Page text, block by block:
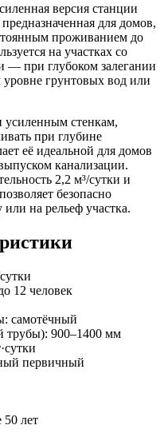
версия станции
для домов,
проживанием до
на участках со
при глубоком залегании
грунтовых вод или
усиленным стенкам,
при глубине
её идеальной для домов
канализации.
2,2 м³/сутки и
безопасно
на рельеф участка.
12 человек
самотёчный
трубы): 900–1400 мм
первичный
50 лет